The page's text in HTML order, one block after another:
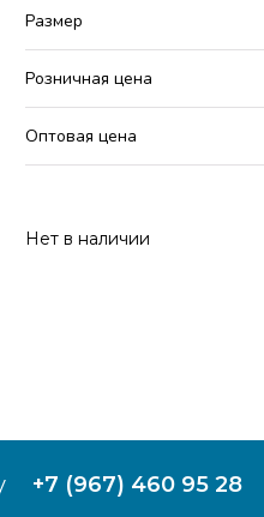
Размер
Розничная цена
Оптовая цена
Нет в наличии
+7 (967) 460 95 28